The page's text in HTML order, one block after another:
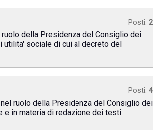
Posti: 2
della Presidenza del Consiglio dei
sociale di cui al decreto del
Posti: 4
ruolo della Presidenza del Consiglio dei
e in materia di redazione dei testi